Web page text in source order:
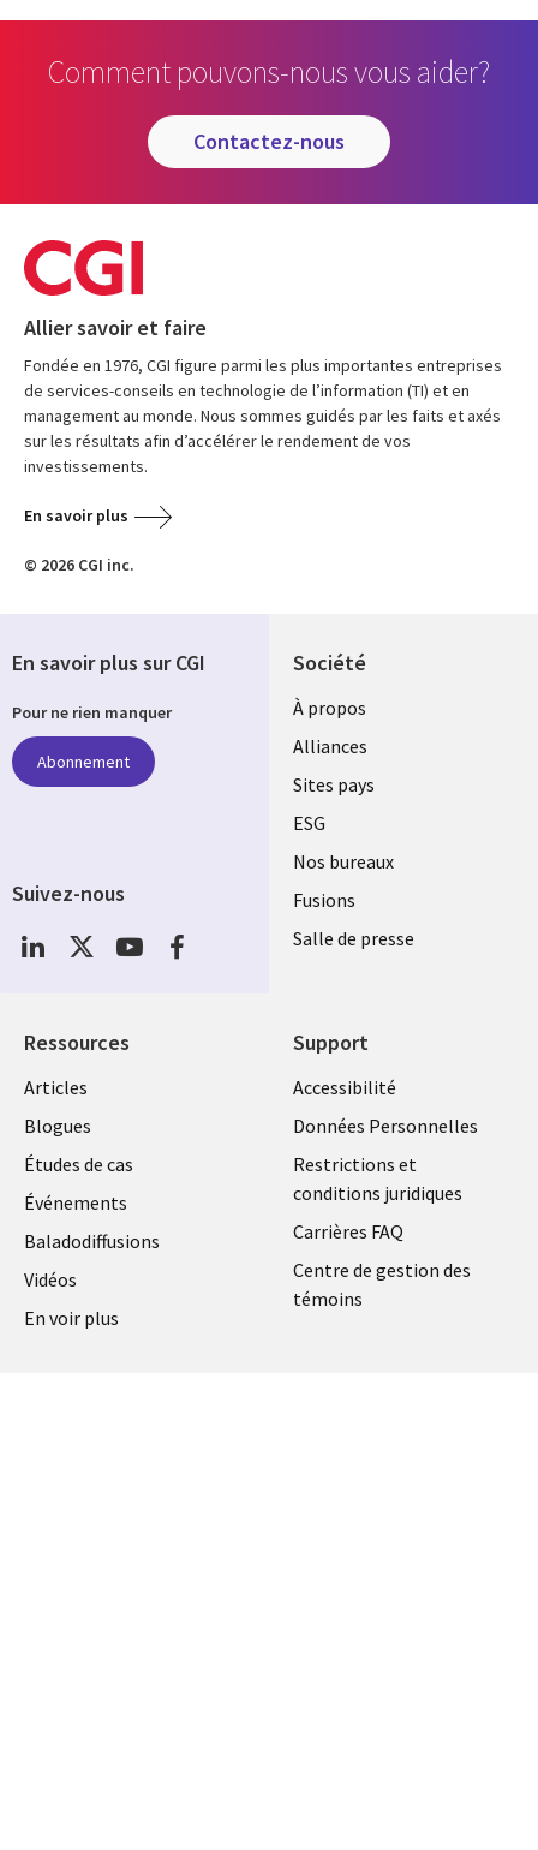
Comment pouvons-nous vous aider?
contactez-nous
Allier savoir et faire
Fondée en 1976, CGI figure parmi les plus importantes entreprises
de services-conseils en technologie de l’information (TI) et en
management au monde. Nous sommes guidés par les faits et axés
sur les résultats afin d’accélérer le rendement de vos
investissements.
En savoir plus
© 2026 CGI inc.
Société
À propos
Alliances
Sites pays
ESG
Nos bureaux
Fusions
Salle de presse
Ressources
Articles
Blogues
Études de cas
Événements
Baladodiffusions
Vidéos
En voir plus
Support
Accessibilité
Données Personnelles
Restrictions et
conditions juridiques
Carrières FAQ
Centre de gestion des
témoins
En savoir plus sur CGI
Pour ne rien manquer
Abonnement
Suivez-nous
Social
Media